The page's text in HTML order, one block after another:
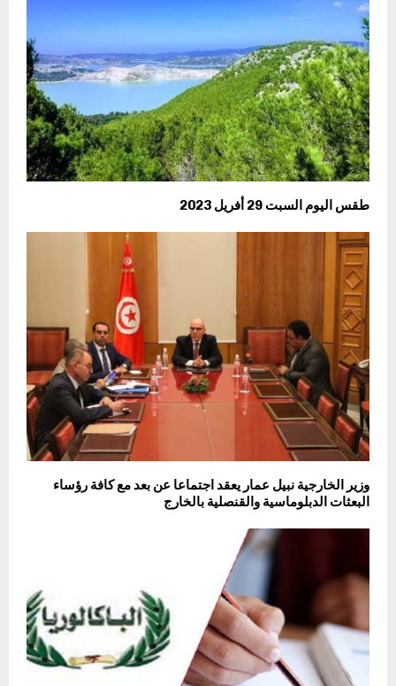
طقس اليوم السبت 29 أفريل 2023
وزير الخارجية نبيل عمار يعقد اجتماعا عن بعد مع كافة رؤساء
البعثات الدبلوماسية والقنصلية بالخارج